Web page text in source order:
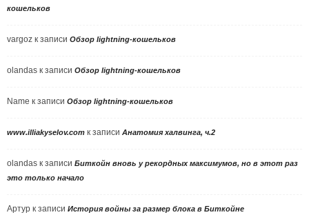
кошельков
vargoz к записи Обзор lightning-кошельков
olandas к записи Обзор lightning-кошельков
Name к записи Обзор lightning-кошельков
www.illiakyselov.com к записи Анатомия халвинга, ч.2
olandas к записи Биткойн вновь у рекордных максимумов, но в этот раз
это только начало
Артур к записи История войны за размер блока в Биткойне